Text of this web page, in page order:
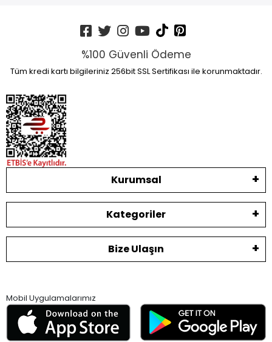
%100 Güvenli Ödeme
Tüm kredi kartı bilgileriniz 256bit SSL Sertifikası ile korunmaktadır.
Kurumsal
Kategoriler
Bize Ulaşın
Mobil Uygulamalarımız